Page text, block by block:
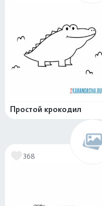
Простой крокодил
368